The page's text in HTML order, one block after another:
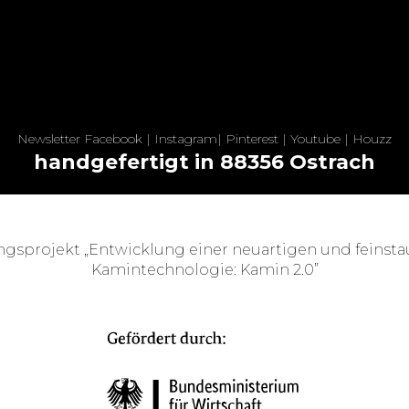
Newsletter Facebook | Instagram| Pinterest | Youtube | Houzz
handgefertigt in 88356 Ostrach
„Entwicklung einer neuartigen und
Kamintechnologie: Kamin 2.0”